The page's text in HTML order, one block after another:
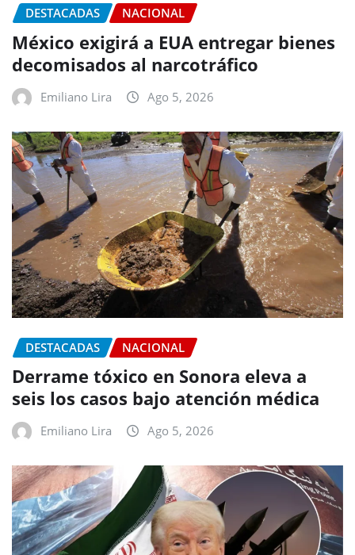
DESTACADAS NACIONAL
México exigirá a EUA entregar bienes
decomisados al narcotráfico
Emiliano Lira Ago 5, 2026
DESTACADAS NACIONAL
Derrame tóxico en Sonora eleva a
seis los casos bajo atención médica
Emiliano Lira Ago 5, 2026